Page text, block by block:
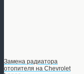
Замена радиатора
отопителя на Chevrolet